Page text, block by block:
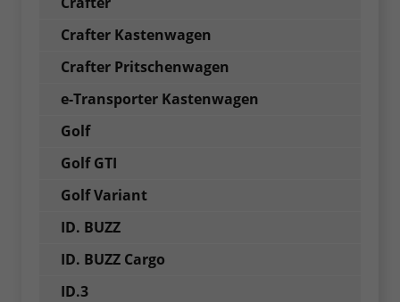
Crafter Kastenwagen
Crafter Pritschenwagen
e-Transporter Kastenwagen
Golf
Golf GTI
Golf Variant
ID. BUZZ
ID. BUZZ Cargo
ID.3